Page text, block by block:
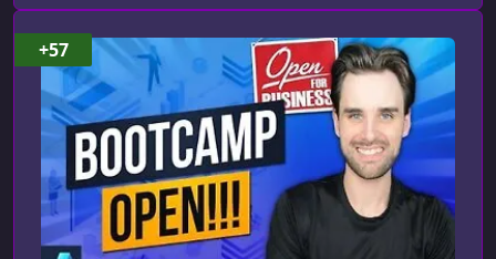
ориентированы на разработчиков, которые
хотят развить навыки и перейти на новый
уровень знаний в области блокчейна,
распределённых систем и
криптографии.Пошаговое с
+57